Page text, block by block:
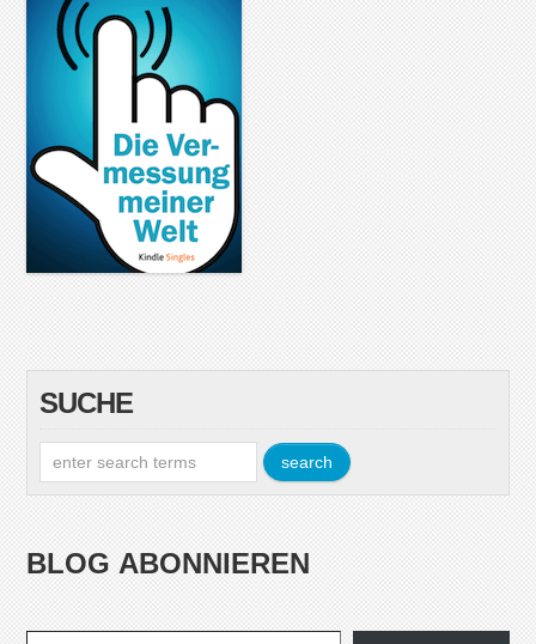
SUCHE
BLOG ABONNIEREN
Gib deine E-Mail-Adresse ein ...